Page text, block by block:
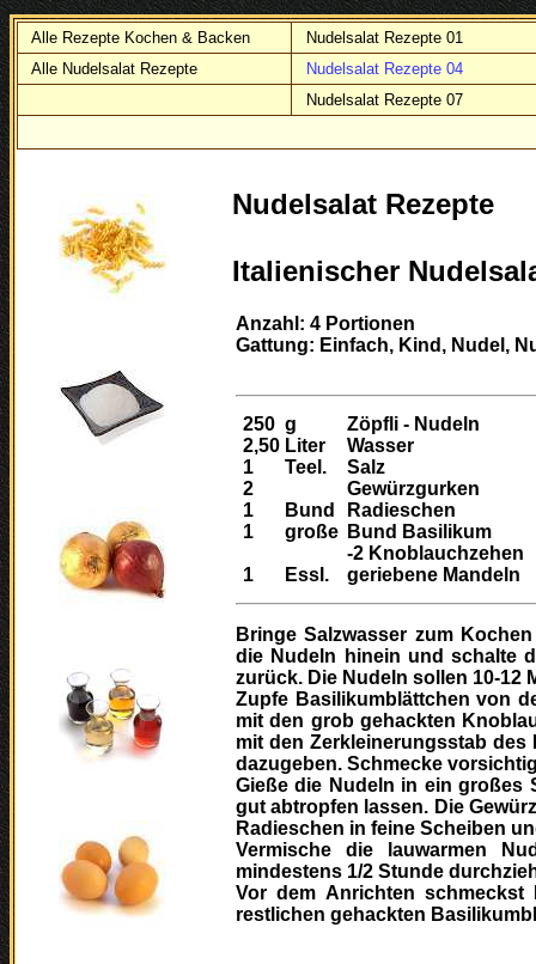
Alle Rezepte Kochen & Backen
Nudelsalat Rezepte 01
Alle Nudelsalat Rezepte
Nudelsalat Rezepte 04
Nudelsalat Rezepte 07
Nudelsalat Rezepte
Italienischer
Anzahl: 4 Portionen
Gattung: Einfach, Kind, Nudel,
250
2,50
1
2
1
1
1
g
Liter
Teel.
Bund
große
Essl.
Zöpfli - Nudeln
Wasser
Salz
Gewürzgurken
Radieschen
Bund Basilikum
-2 Knoblauchzehen
geriebene Mandeln
Bringe Salzwasser zum
die Nudeln hinein und schalte
zurück. Die Nudeln sollen 10-12
Zupfe Basilikumblättchen von
mit den grob gehackten
mit den Zerkleinerungsstab
dazugeben. Schmecke
Gieße die Nudeln in ein großes
gut abtropfen lassen. Die
Radieschen in feine Scheiben
Vermische die lauwarmen
mindestens 1/2 Stunde
Vor dem Anrichten
restlichen gehackten